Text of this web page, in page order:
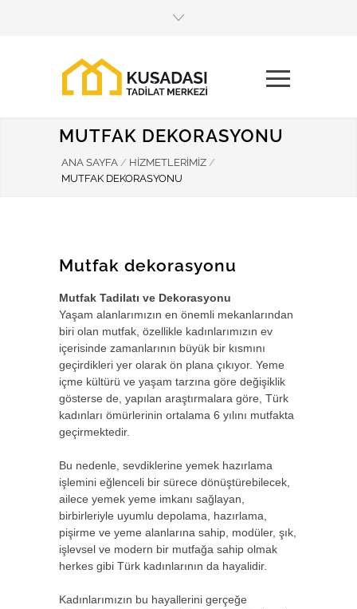
Mobil Menüyü Aç
Mobil Menüyü Aç
MUTFAK DEKORASYONU
ANA SAYFA / HIZMETLERIMIZ /
MUTFAK DEKORASYONU
Mutfak dekorasyonu
Mutfak Tadilatı ve Dekorasyonu
Yaşam alanlarımızın en önemli mekanlarından
biri olan mutfak, özellikle kadınlarımızın ev
içerisinde zamanlarının büyük bir kısmını
geçirdikleri yer olarak ön plana çıkıyor. Yeme
içme kültürü ve yaşam tarzına göre değişiklik
gösterse de, yapılan araştırmalara göre, Türk
kadınları ömürlerinin ortalama 6 yılını mutfakta
geçirmektedir.
Bu nedenle, sevdiklerine yemek hazırlama
işlemini eğlenceli bir sürece dönüştürebilecek,
ailece yemek yeme imkanı sağlayan,
birbirleriyle uyumlu depolama, hazırlama,
pişirme ve yeme alanlarına sahip, modüler, şık,
işlevsel ve modern bir mutfağa sahip olmak
herkes gibi Türk kadınlarının da hayalidir.
Kadınlarımızın bu hayallerini gerçeğe